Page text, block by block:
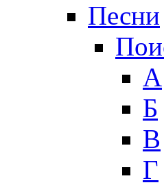
Песни
А
Б
В
Г